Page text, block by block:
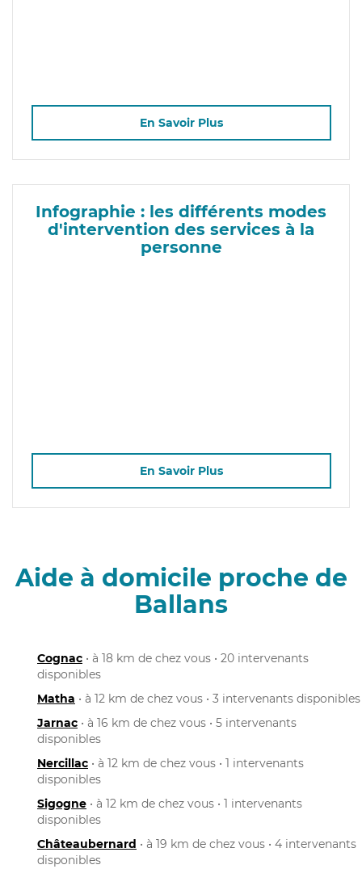
En Savoir Plus
Infographie : les différents modes
d'intervention des services à la
personne
En Savoir Plus
Aide à domicile proche de
Ballans
Cognac • à 18 km de chez vous • 20 intervenants
disponibles
Matha • à 12 km de chez vous • 3 intervenants disponibles
Jarnac • à 16 km de chez vous • 5 intervenants
disponibles
Nercillac • à 12 km de chez vous • 1 intervenants
disponibles
Sigogne • à 12 km de chez vous • 1 intervenants
disponibles
Châteaubernard • à 19 km de chez vous • 4 intervenants
disponibles